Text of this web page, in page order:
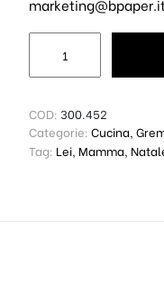
COD: 300.452
Categorie: Cucina,
Tag: Lei Mamma